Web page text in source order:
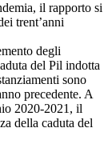
il rapporto si
trent’anni
degli
del Pil indotta
sono
precedente. A
2020-2021, il
della caduta del